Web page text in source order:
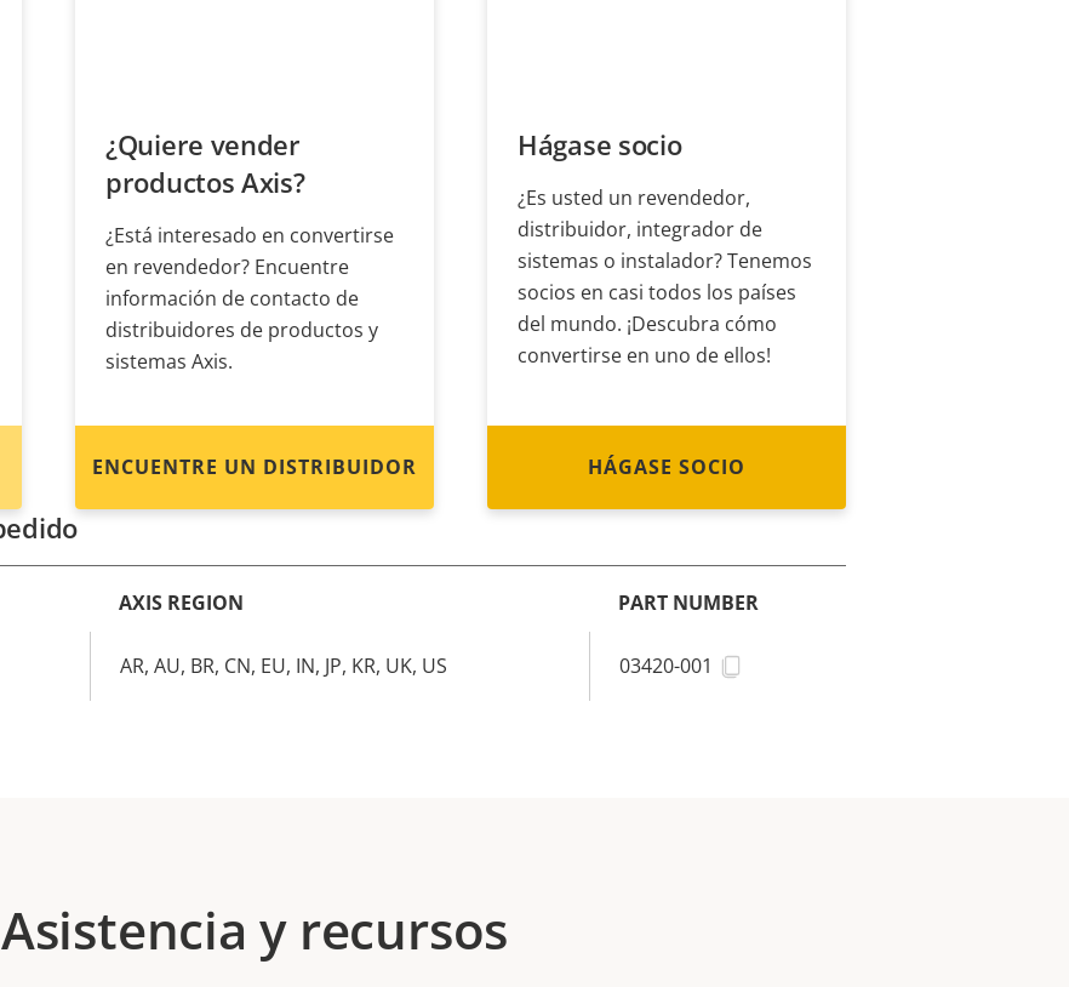
¿Quiere vender
productos Axis?
¿Está interesado en convertirse
en revendedor? Encuentre
información de contacto de
distribuidores de productos y
sistemas Axis.
ENCUENTRE UN DISTRIBUIDOR
Hágase socio
¿Es usted un revendedor,
distribuidor, integrador de
sistemas o instalador? Tenemos
socios en casi todos los países
del mundo. ¡Descubra cómo
convertirse en uno de ellos!
HÁGASE SOCIO
AXIS REGION PART NUMBER
AR, AU, BR, CN, EU, IN, JP, KR, UK, US 03420-001
Asistencia y recursos